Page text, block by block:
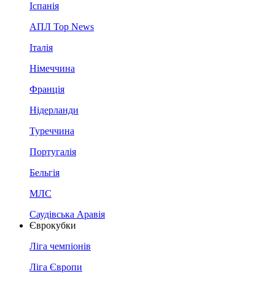
Іспанія
АПЛ Top News
Італія
Німеччина
Франція
Нідерланди
Туреччина
Португалія
Бельгія
МЛС
Саудівська Аравія
Єврокубки
Ліга чемпіонів
Ліга Європи